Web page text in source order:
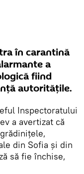
în carantină
a
fiind
autoritățile.
Inspectoratului
a avertizat că
din Sofia şi din
să fie închise,